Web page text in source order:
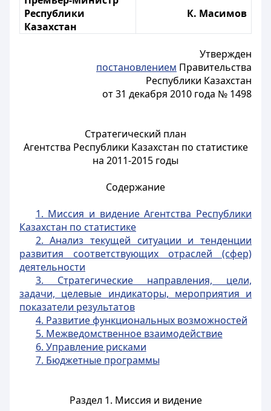
Республики
Казахстан
К. Масимов
Утвержден
постановлением Правительства
Республики Казахстан
от 31 декабря 2010 года № 1498
Стратегический план
Агентства Республики Казахстан по статистике
на 2011-2015 годы
Содержание
1. Миссия и видение Агентства Республики
Казахстан по статистике
2. Анализ текущей ситуации и тенденции
развития соответствующих отраслей (сфер)
деятельности
3. Стратегические направления, цели,
задачи, целевые индикаторы, мероприятия и
показатели результатов
4. Развитие функциональных возможностей
5. Межведомственное взаимодействие
6. Управление рисками
7. Бюджетные программы
Раздел 1. Миссия и видение